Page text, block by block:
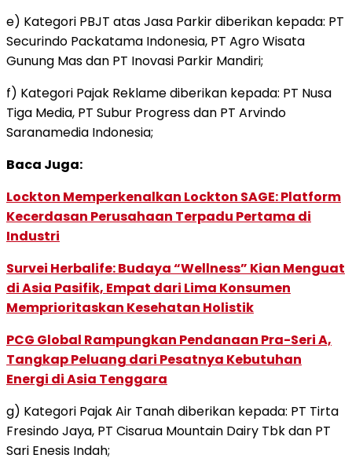
e) Kategori PBJT atas Jasa Parkir diberikan kepada: PT
Securindo Packatama Indonesia, PT Agro Wisata
Gunung Mas dan PT Inovasi Parkir Mandiri;
f) Kategori Pajak Reklame diberikan kepada: PT Nusa
Tiga Media, PT Subur Progress dan PT Arvindo
Saranamedia Indonesia;
Baca Juga:
Lockton Memperkenalkan Lockton SAGE: Platform
Kecerdasan Perusahaan Terpadu Pertama di
Industri
Survei Herbalife: Budaya “Wellness” Kian Menguat
di Asia Pasifik, Empat dari Lima Konsumen
Memprioritaskan Kesehatan Holistik
PCG Global Rampungkan Pendanaan Pra-Seri A,
Tangkap Peluang dari Pesatnya Kebutuhan
Energi di Asia Tenggara
g) Kategori Pajak Air Tanah diberikan kepada: PT Tirta
Fresindo Jaya, PT Cisarua Mountain Dairy Tbk dan PT
Sari Enesis Indah;